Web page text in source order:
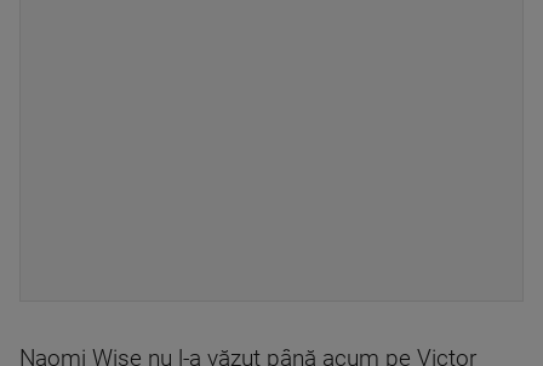
Naomi Wise nu l-a văzut până acum pe Victor